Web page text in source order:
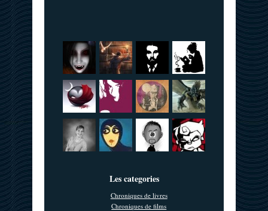
Les categories
Chroniques de livres
Chroniques de films